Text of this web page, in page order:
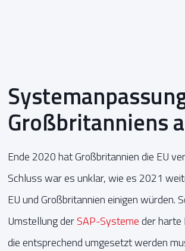
Großbritanniens
Ende 2020 hat Großbritannien die EU
Schluss war es unklar, wie es 2021
EU und Großbritannien einigen
Umstellung derSAP-Systemeder harte
die entsprechend umgesetzt werden